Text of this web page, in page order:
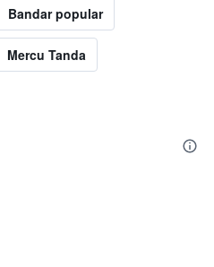
Bandar popular
Mercu Tanda